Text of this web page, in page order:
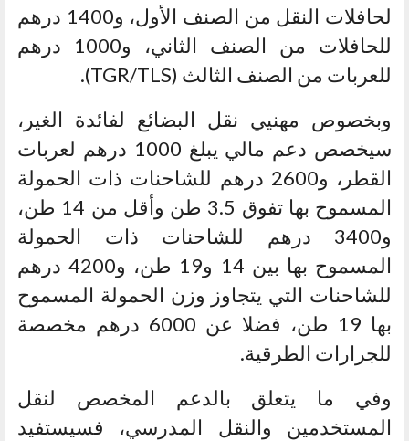
لحافلات النقل من الصنف الأول، و1400 درهم
للحافلات من الصنف الثاني، و1000 درهم
للعربات من الصنف الثالث (TGR/TLS).
وبخصوص مهنيي نقل البضائع لفائدة الغير،
سيخصص دعم مالي يبلغ 1000 درهم لعربات
القطر، و2600 درهم للشاحنات ذات الحمولة
المسموح بها تفوق 3.5 طن وأقل من 14 طن،
و3400 درهم للشاحنات ذات الحمولة
المسموح بها بين 14 و19 طن، و4200 درهم
للشاحنات التي يتجاوز وزن الحمولة المسموح
بها 19 طن، فضلا عن 6000 درهم مخصصة
للجرارات الطرقية.
وفي ما يتعلق بالدعم المخصص لنقل
المستخدمين والنقل المدرسي، فسيستفيد